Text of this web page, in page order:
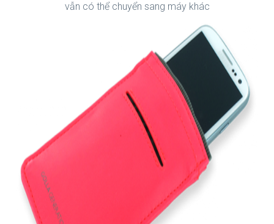
vẫn có thể chuyển sang máy khác